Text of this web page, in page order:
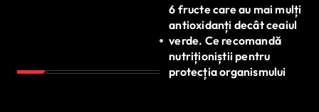
6 fructe care au mai mulți
antioxidanți decât ceaiul
verde. Ce recomandă
nutriționiștii pentru
protecția organismului